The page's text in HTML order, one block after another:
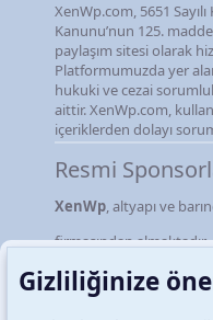
XenWp.com, 5651
Kanunu’nun 125.
paylaşım sitesi olarak
Platformumuzda yer
hukuki ve cezai
aittir. XenWp.com,
içeriklerden dolayı
Resmi
XenWp, altyapı ve
firmasından almaktadır.
Gizliliğinize